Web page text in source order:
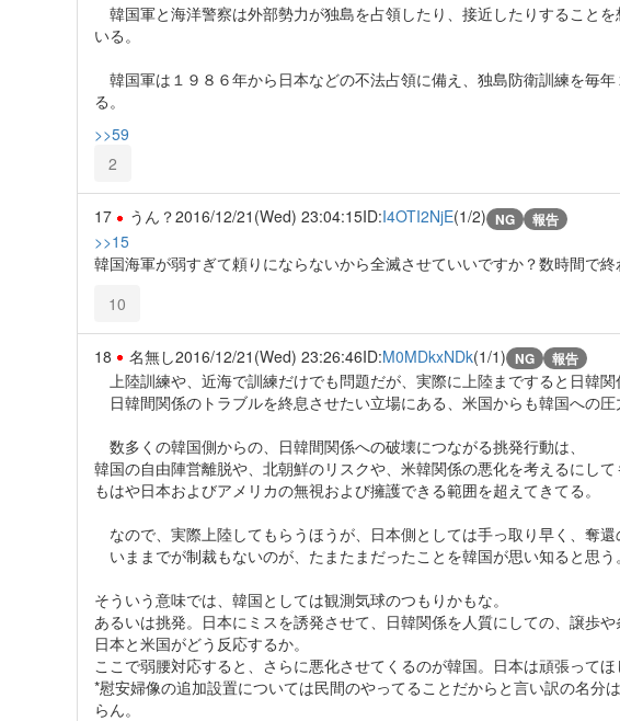
韓国軍と海洋警察は外部勢力が独島を占領したり、接近したりすること
いる。
韓国軍は１９８６年から日本などの不法占領に備え、独島防衛訓練を毎
る。
>>59
2
17 うん？2016/12/21(Wed) 23:04:15ID:I4OTI2NjE(1/2) NG 報告
>>15
韓国海軍が弱すぎて頼りにならないから全滅させていいですか？数時間で終
10
18 名無し2016/12/21(Wed) 23:26:46ID:M0MDkxNDk(1/1) NG 報告
上陸訓練や、近海で訓練だけでも問題だが、実際に上陸まですると日韓関
日韓間関係のトラブルを終息させたい立場にある、米国からも韓国への圧
数多くの韓国側からの、日韓間関係への破壊につながる挑発行動は、
韓国の自由陣営離脱や、北朝鮮のリスクや、米韓関係の悪化を考えるにして
もはや日本およびアメリカの無視および擁護できる範囲を超えてきてる。
なので、実際上陸してもらうほうが、日本側としては手っ取り早く、奪還
いままでが制裁もないのが、たまたまだったことを韓国が思い知ると思う。
そういう意味では、韓国としては観測気球のつもりかもな。
あるいは挑発。日本にミスを誘発させて、日韓関係を人質にしての、譲歩や
日本と米国がどう反応するか。
ここで弱腰対応すると、さらに悪化させてくるのが韓国。日本は頑張ってほ
*慰安婦像の追加設置については民間のやってることだからと言い訳の名分
らん。